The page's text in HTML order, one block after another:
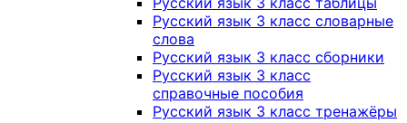
Русский язык 3 класс словарные
слова
Русский язык 3 класс сборники
Русский язык 3 класс
справочные пособия
Русский язык 3 класс тренажёры